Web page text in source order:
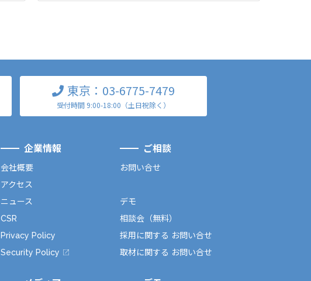
東京：03-6775-7479
受付時間 9:00-18:00（土日祝除く）
企業情報
会社概要
アクセス
ニュース
CSR
Privacy Policy
Security Policy
ご相談
お問い合せ
デモ
相談会（無料）
採用に関する お問い合せ
取材に関する お問い合せ